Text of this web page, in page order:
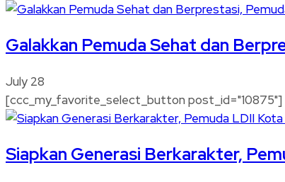
Galakkan Pemuda Sehat dan
July 28
[ccc_my_favorite_select_button post_id="10875"]
Siapkan Generasi Berkarakter,